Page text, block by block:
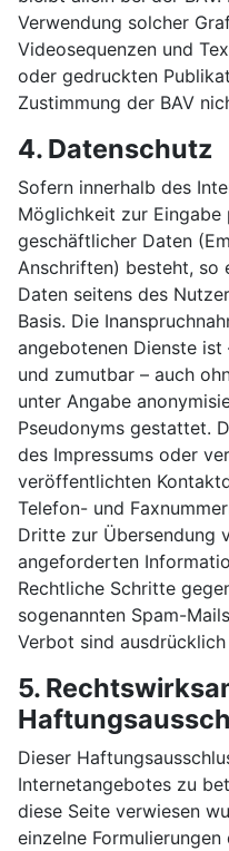
Verwendung solcher
Videosequenzen und
oder gedruckten
Zustimmung der BAV
4. Datenschutz
Sofern innerhalb des
Möglichkeit zur Eingabe
geschäftlicher Daten
Anschriften) besteht, so
Daten seitens des
Basis. Die
angebotenen Dienste
und zumutbar – auch
unter Angabe
Pseudonyms gestattet.
des Impressums oder
veröffentlichten
Telefon- und
Dritte zur Übersendung
angeforderten
Rechtliche Schritte
sogenannten Spam-
Verbot sind
5.
Dieser
Internetangebotes zu
diese Seite verwiesen
einzelne